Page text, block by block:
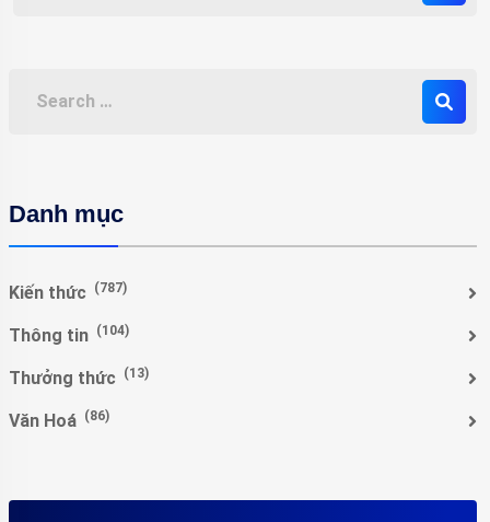
Danh mục
Kiến thức (787)
Thông tin (104)
Thưởng thức (13)
Văn Hoá (86)